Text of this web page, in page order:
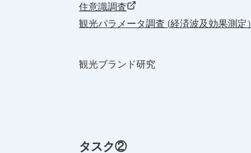
住意識調査
観光パラメータ調査 (経済波及効果測定）
観光ブランド研究
タスク②